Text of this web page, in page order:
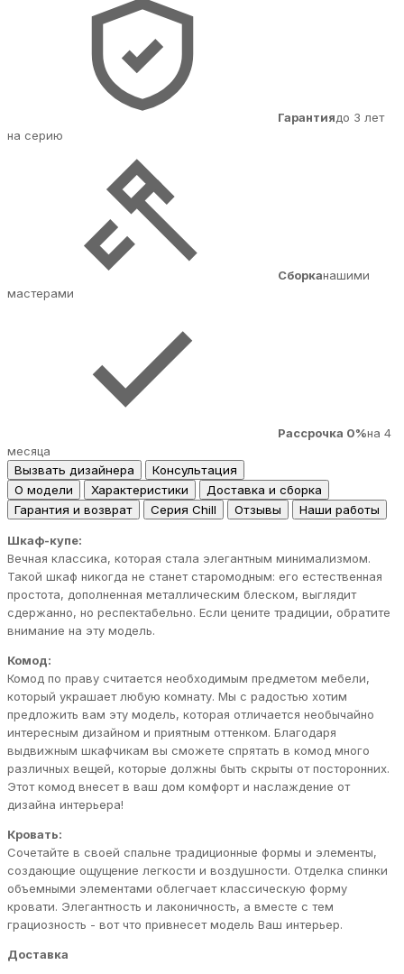
Гарантиядо 3 лет
на серию
Сборканашими
мастерами
Рассрочка 0%на 4
месяца
Вызвать дизайнера
Консультация
О модели
Характеристики
Доставка и сборка
Гарантия и возврат
Серия Chill Отзывы Наши работы
Шкаф-купе:
Вечная классика, которая стала элегантным минимализмом.
Такой шкаф никогда не станет старомодным: его естественная
простота, дополненная металлическим блеском, выглядит
сдержанно, но респектабельно. Если цените традиции, обратите
внимание на эту модель.
Комод:
Комод по праву считается необходимым предметом мебели,
который украшает любую комнату. Мы с радостью хотим
предложить вам эту модель, которая отличается необычайно
интересным дизайном и приятным оттенком. Благодаря
выдвижным шкафчикам вы сможете спрятать в комод много
различных вещей, которые должны быть скрыты от посторонних.
Этот комод внесет в ваш дом комфорт и наслаждение от
дизайна интерьера!
Кровать:
Сочетайте в своей спальне традиционные формы и элементы,
создающие ощущение легкости и воздушности. Отделка спинки
объемными элементами облегчает классическую форму
кровати. Элегантность и лаконичность, а вместе с тем
грациозность - вот что привнесет модель Ваш интерьер.
Доставка